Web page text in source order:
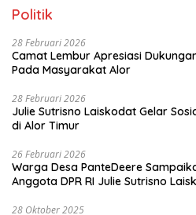
Politik
28 Februari 2026
Camat Lembur Apresiasi
Pada Masyarakat Alor
28 Februari 2026
Julie Sutrisno Laiskodat Gelar
di Alor Timur
26 Februari 2026
Warga Desa PanteDeere
Anggota DPR RI Julie Sutrisno
28 Oktober 2025